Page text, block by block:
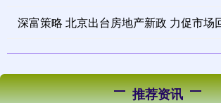
深富策略 北京出台房地产新政 力促市场
推荐资讯